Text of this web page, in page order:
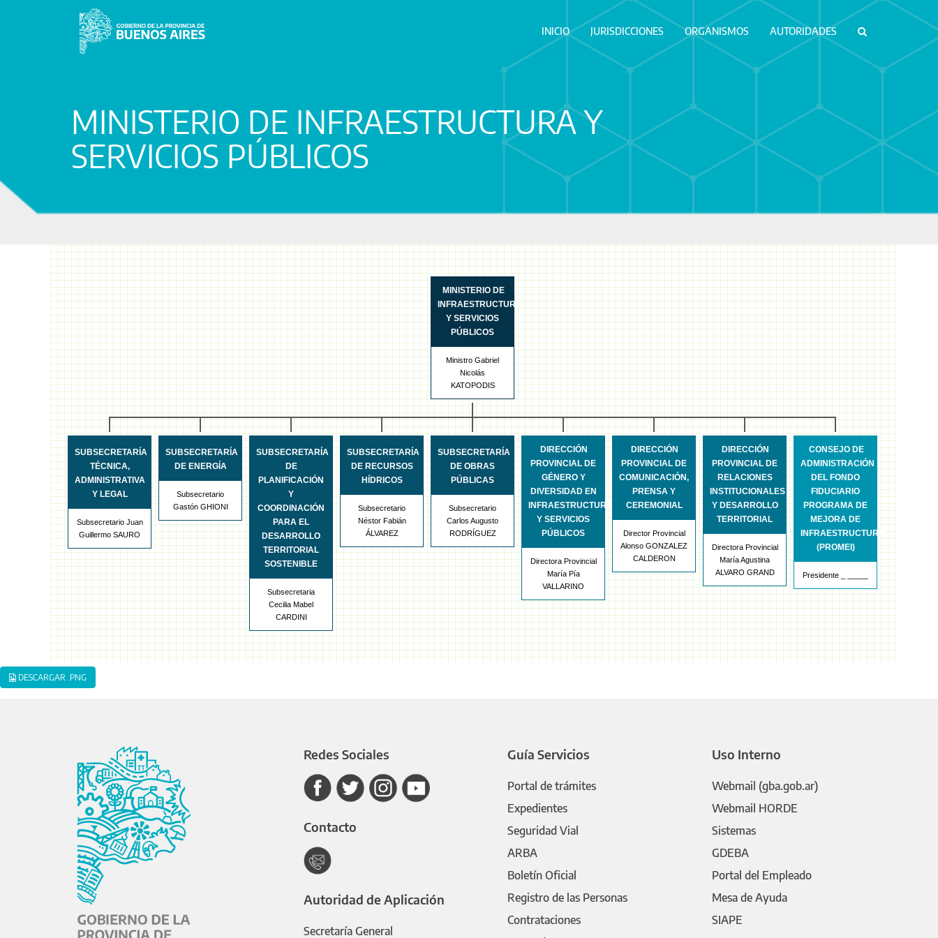
INICIO JURISDICCIONES ORGANISMOS AUTORIDADES
MINISTERIO DE INFRAESTRUCTURA Y
SERVICIOS PÚBLICOS
MINISTERIO DE
INFRAESTRUCTURA
Y SERVICIOS
PÚBLICOS
Ministro Gabriel
Nicolás
KATOPODIS
SUBSECRETARÍA
TÉCNICA,
ADMINISTRATIVA
Y LEGAL
Subsecretario Juan
Guillermo SAURO
SUBSECRETARÍA
DE ENERGÍA
Subsecretario
Gastón GHIONI
SUBSECRETARÍA
DE
PLANIFICACIÓN
Y
COORDINACIÓN
PARA EL
DESARROLLO
TERRITORIAL
SOSTENIBLE
Subsecretaria
Cecilia Mabel
CARDINI
SUBSECRETARÍA
DE RECURSOS
HÍDRICOS
Subsecretario
Néstor Fabián
ÁLVAREZ
SUBSECRETARÍA
DE OBRAS
PÚBLICAS
Subsecretario
Carlos Augusto
RODRÍGUEZ
DIRECCIÓN
PROVINCIAL DE
GÉNERO Y
DIVERSIDAD EN
INFRAESTRUCTURA
Y SERVICIOS
PÚBLICOS
Directora Provincial
María Pía
VALLARINO
DIRECCIÓN
PROVINCIAL DE
COMUNICACIÓN,
PRENSA Y
CEREMONIAL
Director Provincial
Alonso GONZALEZ
CALDERON
DIRECCIÓN
PROVINCIAL DE
RELACIONES
INSTITUCIONALES
Y DESARROLLO
TERRITORIAL
Directora Provincial
María Agustina
ALVARO GRAND
CONSEJO DE
ADMINISTRACIÓN
DEL FONDO
FIDUCIARIO
PROGRAMA DE
MEJORA DE
INFRAESTRUCTURA
(PROMEI)
Presidente _ _____
DESCARGAR .PNG
Redes Sociales
Contacto
Autoridad de Aplicación
Secretaría General
Guía Servicios
Portal de trámites
Expedientes
Seguridad Vial
ARBA
Boletín Oficial
Registro de las Personas
Contrataciones
Uso Interno
Webmail (gba.gob.ar)
Webmail HORDE
Sistemas
GDEBA
Portal del Empleado
Mesa de Ayuda
SIAPE